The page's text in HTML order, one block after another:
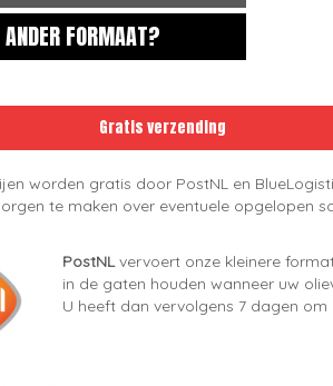
ANDER FORMAAT?
Gratis verzending
worden gratis door PostNL en
te maken over eventuele opgelopen
PostNLvervoert onze kleinere
in de gaten houden wanneer uw
U heeft dan vervolgens 7 dagen